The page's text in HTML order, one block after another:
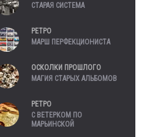
СТАРАЯ СИСТЕМА
РЕТРО
МАРШ ПЕРФЕКЦИОНИСТА
ОСКОЛКИ ПРОШЛОГО
МАГИЯ СТАРЫХ АЛЬБОМОВ
РЕТРО
С ВЕТЕРКОМ ПО
МАРЬИНСКОЙ